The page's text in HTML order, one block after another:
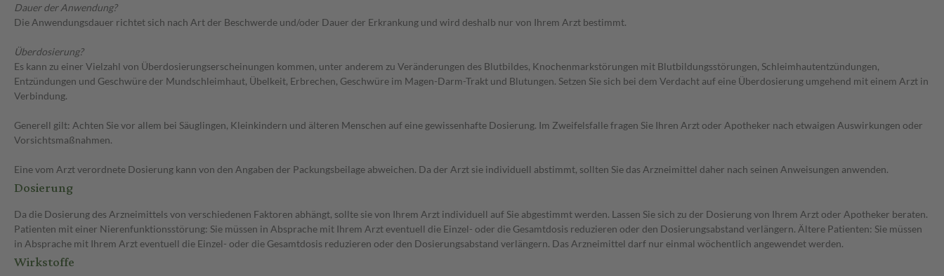
Dauer der Anwendung?
Die Anwendungsdauer richtet sich nach Art der Beschwerde und/oder Dauer der Erkrankung und wird deshalb nur von Ihrem Arzt bestimmt.
Überdosierung?
Es kann zu einer Vielzahl von Überdosierungserscheinungen kommen, unter anderem zu Veränderungen des Blutbildes, Knochenmarkstörungen mit Blutbildungsstörungen, Schleimhautentzündungen,
Entzündungen und Geschwüre der Mundschleimhaut, Übelkeit, Erbrechen, Geschwüre im Magen-Darm-Trakt und Blutungen. Setzen Sie sich bei dem Verdacht auf eine Überdosierung umgehend mit einem Arzt in
Verbindung.
Generell gilt: Achten Sie vor allem bei Säuglingen, Kleinkindern und älteren Menschen auf eine gewissenhafte Dosierung. Im Zweifelsfalle fragen Sie Ihren Arzt oder Apotheker nach etwaigen Auswirkungen oder
Vorsichtsmaßnahmen.
Eine vom Arzt verordnete Dosierung kann von den Angaben der Packungsbeilage abweichen. Da der Arzt sie individuell abstimmt, sollten Sie das Arzneimittel daher nach seinen Anweisungen anwenden.
Dosierung
Da die Dosierung des Arzneimittels von verschiedenen Faktoren abhängt, sollte sie von Ihrem Arzt individuell auf Sie abgestimmt werden. Lassen Sie sich zu der Dosierung von Ihrem Arzt oder Apotheker beraten.
Patienten mit einer Nierenfunktionsstörung: Sie müssen in Absprache mit Ihrem Arzt eventuell die Einzel- oder die Gesamtdosis reduzieren oder den Dosierungsabstand verlängern. Ältere Patienten: Sie müssen
in Absprache mit Ihrem Arzt eventuell die Einzel- oder die Gesamtdosis reduzieren oder den Dosierungsabstand verlängern. Das Arzneimittel darf nur einmal wöchentlich angewendet werden.
Wirkstoffe